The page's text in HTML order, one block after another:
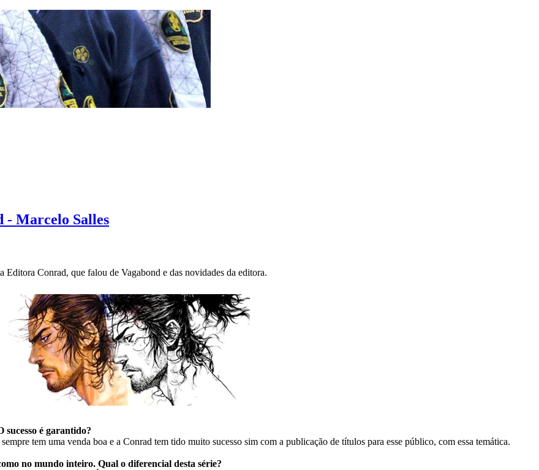
- Marcelo Salles
Conrad, que falou de Vagabond e das novidades da editora.
sucesso é garantido?
tem uma venda boa e a Conrad tem tido muito sucesso sim com a publicação de títulos para esse público, com essa temática.
no mundo inteiro. Qual o diferencial desta série?